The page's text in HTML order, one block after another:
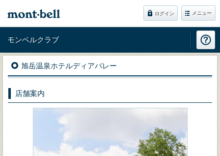
ログイン メニュー
モンベルクラブ
旭岳温泉ホテルディアバレー
店舗案内